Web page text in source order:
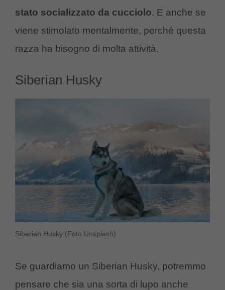
stato socializzato da cucciolo. E anche se
viene stimolato mentalmente, perché questa
razza ha bisogno di molta attività.
Siberian Husky
Siberian Husky (Foto Unsplash)
Se guardiamo un Siberian Husky, potremmo
pensare che sia una sorta di lupo anche